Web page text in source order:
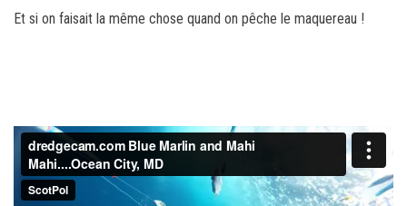
Et si on faisait la même chose quand on pêche le maquereau !